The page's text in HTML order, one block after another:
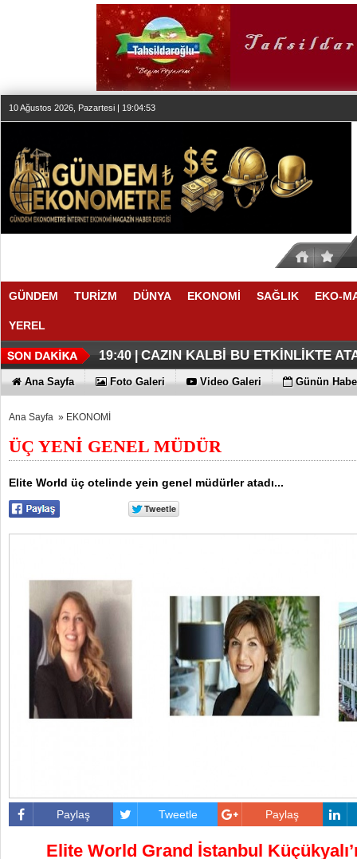
10 Ağustos 2026, Pazartesi | 19:04:53
GÜNDEM TURİZM DÜNYA EKONOMİ SAĞLIK EKO-
YEREL
20:10 |ARTIK BİNALARIN RENGİ DE
19:45 |BU ARAŞTIRMAYA DİKKAT
19:40 | CAZIN KALBİ BU ETKİNLİKTE
19:34 |BİR ATAMA DAHA
19:20 |ZAMANSIZ MÜZİKLER MUM
19:13 |BU ÜRÜN KUMANDA TARİHİNİ
19:11 |LG'DEN BİR YENİLİK DAHA
Ana Sayfa Foto Galeri Video Galeri Günün
Ana Sayfa » EKONOMİ
ÜÇ YENİ GENEL MÜDÜR
Elite World üç otelinde yein genel müdürler atadı...
Paylaş Tweetle Paylaş
Elite World Grand İstanbul